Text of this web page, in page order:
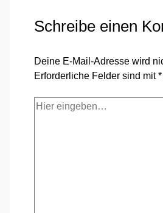
Schreibe einen
Deine E-Mail-Adresse wird
Erforderliche Felder sind mit*
Hier